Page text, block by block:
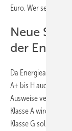
Euro. Wer sein
Neue
der
Da
A+ bis H auch nach
Ausweise
Klasse A wird
Klasse G soll die